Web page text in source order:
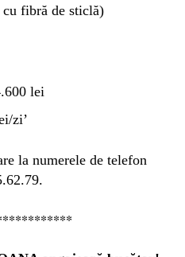
fibră de sticlă)
lei
zi’
la numerele de telefon